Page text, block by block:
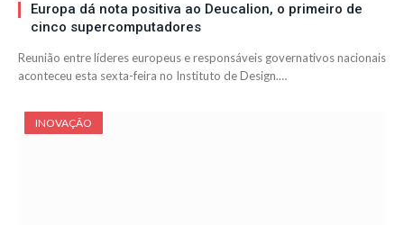
Europa dá nota positiva ao Deucalion, o primeiro de
cinco supercomputadores
Reunião entre líderes europeus e responsáveis governativos nacionais
aconteceu esta sexta-feira no Instituto de Design.…
INOVAÇÃO